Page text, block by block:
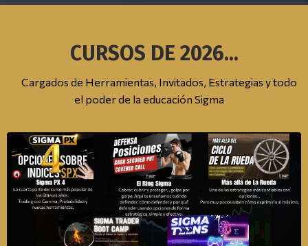
CURSOS DE 2026...
Cargados de Herramientas, Invitados, Estrategias y todo
el poder de la educación Sigma